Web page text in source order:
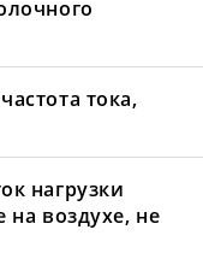
тока,
нагрузки
на воздухе, не